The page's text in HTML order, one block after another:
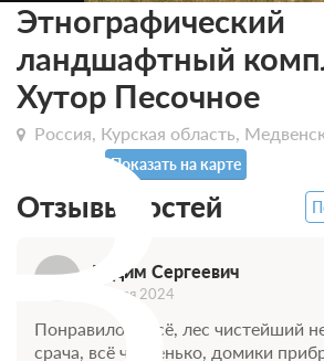
Этнографический
ландшафтный
Хутор Песочное
Россия, Курская область,
Показать на карте
Отзывы гостей
Вадим Сергеевич
03 мая 2024
Понравилось всё, лес чистейший
срача, всё чистенько, домики